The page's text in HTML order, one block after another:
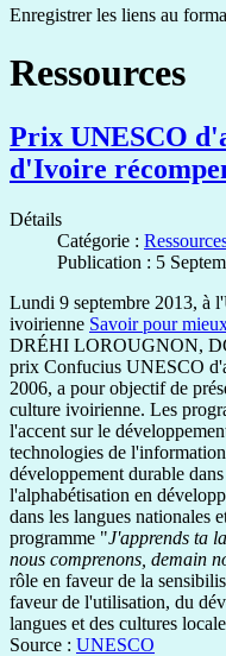
Enregistrer les liens au
Ressources
Prix UNESCO
d'Ivoire
Détails
Catégorie :
Publication : 5
Lundi 9 septembre 2013, à
ivoirienne Savoir pour
DRÉHI LOROUGNON,
prix Confucius UNESCO
2006, a pour objectif de
culture ivoirienne. Les
l'accent sur le
technologies de
développement durable
l'alphabétisation en
dans les langues nationales
programme "J'apprends ta
nous comprenons, demain
rôle en faveur de la
faveur de l'utilisation, du
langues et des cultures
Source : UNESCO